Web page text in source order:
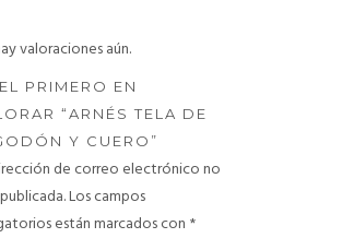
valoraciones aún.
PRIMERO EN
“ARNÉS TELA DE
Y CUERO”
de correo electrónico no
Los campos
están marcados con *